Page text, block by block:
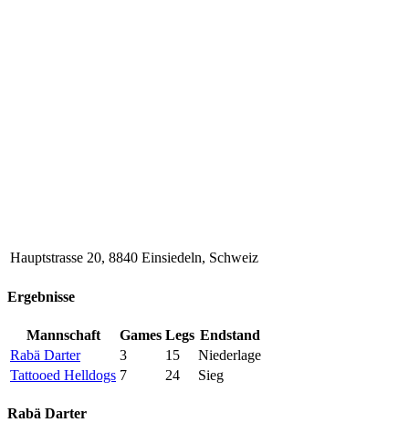
Hauptstrasse 20, 8840 Einsiedeln, Schweiz
Ergebnisse
Mannschaft Games Legs Endstand
Rabä Darter
3 15
Niederlage
Tattooed Helldogs 7 24 Sieg
Rabä Darter